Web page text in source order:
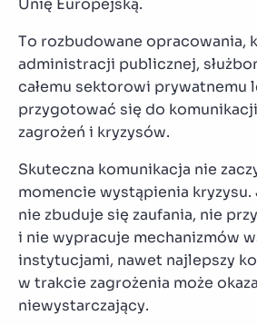
Unię Europejską.
To rozbudowane opracowania,
administracji publicznej,
całemu sektorowi prywatnemu
przygotować się do
zagrożeń i kryzysów.
Skuteczna komunikacja nie
momencie wystąpienia
nie zbuduje się zaufania, nie
i nie wypracuje mechanizmów
instytucjami, nawet najlepszy
w trakcie zagrożenia może
niewystarczający.